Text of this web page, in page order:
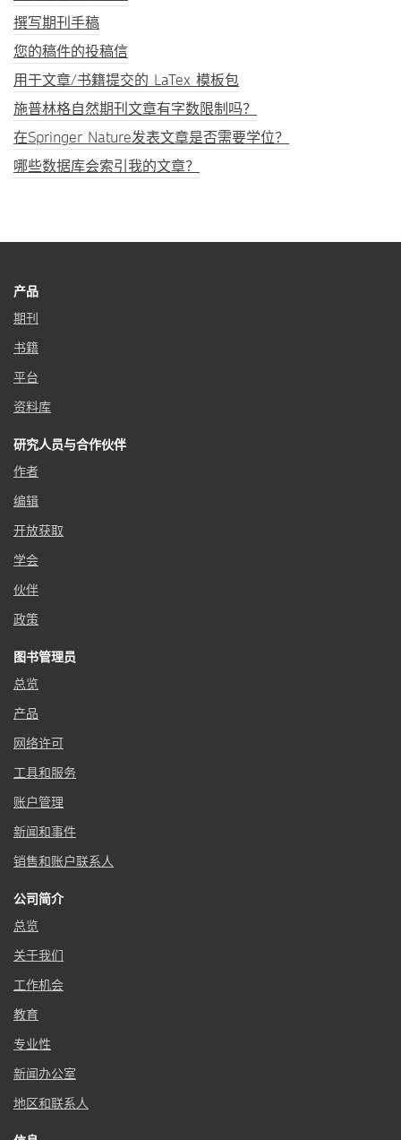
撰写期刊手稿
您的稿件的投稿信
用于文章/书籍提交的 LaTex 模板包
施普林格自然期刊文章有字数限制吗？
在Springer Nature发表文章是否需要学位？
哪些数据库会索引我的文章？
产品
期刊
书籍
平台
资料库
研究人员与合作伙伴
作者
编辑
开放获取
学会
伙伴
政策
图书管理员
总览
产品
网络许可
工具和服务
账户管理
新闻和事件
销售和账户联系人
公司简介
总览
关于我们
工作机会
教育
专业性
新闻办公室
地区和联系人